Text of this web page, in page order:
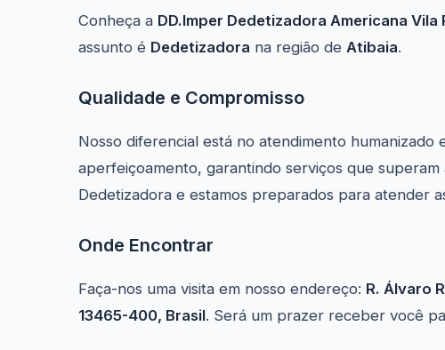
Conheça a DD.Imper Dedetizadora Americana Vila
assunto é Dedetizadora na região de Atibaia.
Qualidade e Compromisso
Nosso diferencial está no atendimento humanizado
aperfeiçoamento, garantindo serviços que superam
Dedetizadora e estamos preparados para atender
Onde Encontrar
Faça-nos uma visita em nosso endereço: R. Álvaro
13465-400, Brasil. Será um prazer receber você